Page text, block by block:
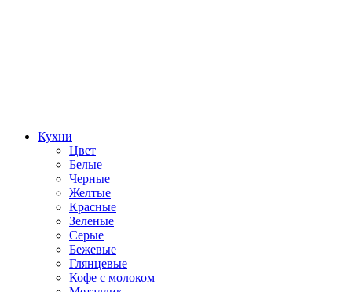
Кухни
Цвет
Белые
Черные
Желтые
Красные
Зеленые
Серые
Бежевые
Глянцевые
Кофе с молоком